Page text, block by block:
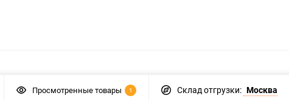
Просмотренные товары 1 Склад отгрузки: Москва